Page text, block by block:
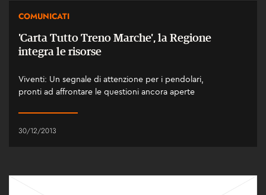
COMUNICATI
'Carta Tutto Treno Marche', la Regione
integra le risorse
Viventi: Un segnale di attenzione per i pendolari,
pronti ad affrontare le questioni ancora aperte
30/12/2013